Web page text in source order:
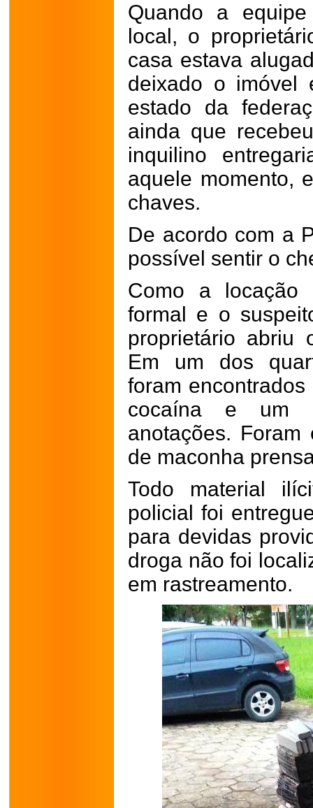
Quando a
local, o
casa estava
deixado o imóvel
estado da
ainda que
inquilino
aquele momento,
chaves.
De acordo com a
possível sentir o
Como a locação
formal e o
proprietário abriu
Em um dos
foram
cocaína e um
anotações. Foram
de maconha
Todo material
policial foi
para devidas
droga não foi
em rastreamento.